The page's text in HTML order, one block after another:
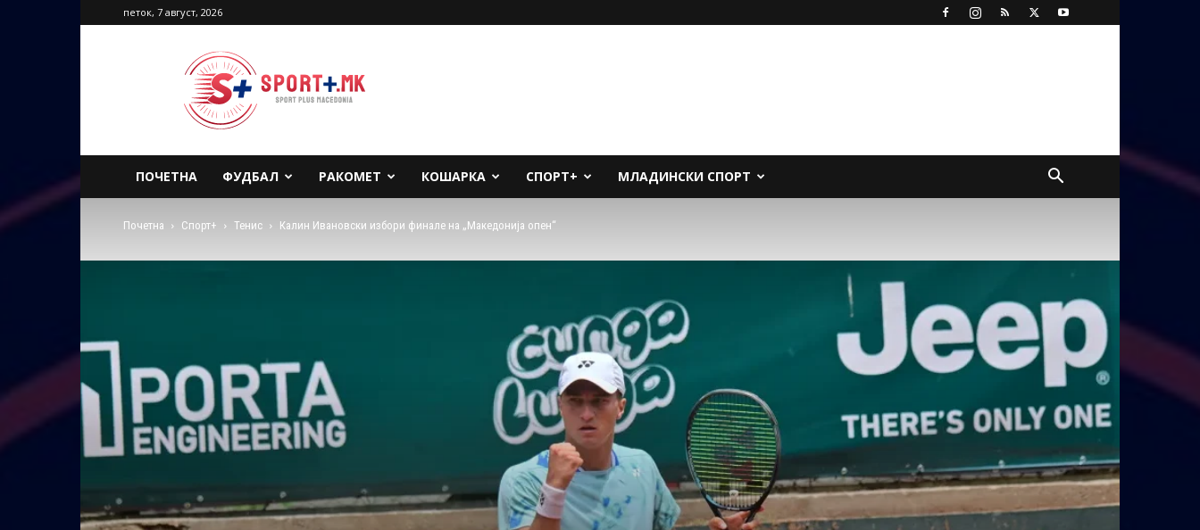
петок, 7 август, 2026
Sport
Plus
Macedonia
ПОЧЕТНА ФУДБАЛ РАКОМЕТ КОШАРКА СПОРТ+ МЛАДИНСКИ СПОРТ
Почетна Спорт+ Тенис Калин Ивановски избори финале на „Македонија опен“